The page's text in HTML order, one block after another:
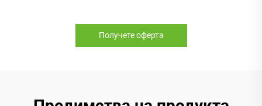
Получете оферта